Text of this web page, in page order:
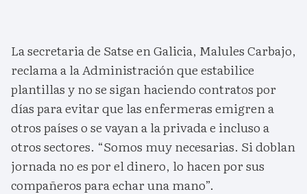
La secretaria de Satse en Galicia, Malules Carbajo,
reclama a la Administración que estabilice
plantillas y no se sigan haciendo contratos por
días para evitar que las enfermeras emigren a
otros países o se vayan a la privada e incluso a
otros sectores. “Somos muy necesarias. Si doblan
jornada no es por el dinero, lo hacen por sus
compañeros para echar una mano”.